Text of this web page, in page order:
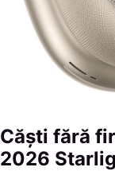
Căști fără
2026